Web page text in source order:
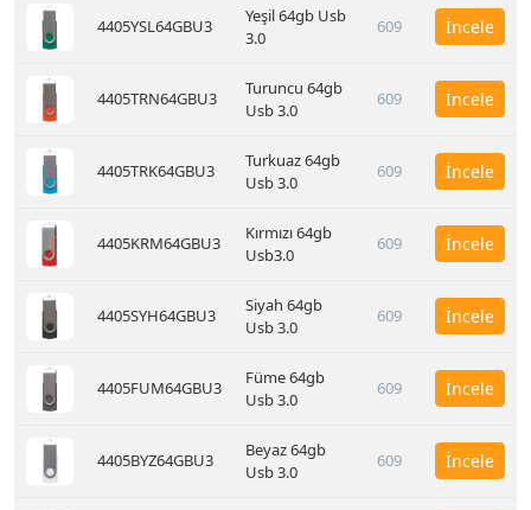
4405YSL64GBU3
Yeşil 64gb Usb
3.0
609 İncele
4405TRN64GBU3
Turuncu 64gb
Usb 3.0
609 İncele
4405TRK64GBU3
Turkuaz 64gb
Usb 3.0
609 İncele
4405KRM64GBU3
Kırmızı 64gb
Usb3.0
609 İncele
4405SYH64GBU3
Siyah 64gb
Usb 3.0
609 İncele
4405FUM64GBU3
Füme 64gb
Usb 3.0
609 İncele
4405BYZ64GBU3
Beyaz 64gb
Usb 3.0
609 İncele